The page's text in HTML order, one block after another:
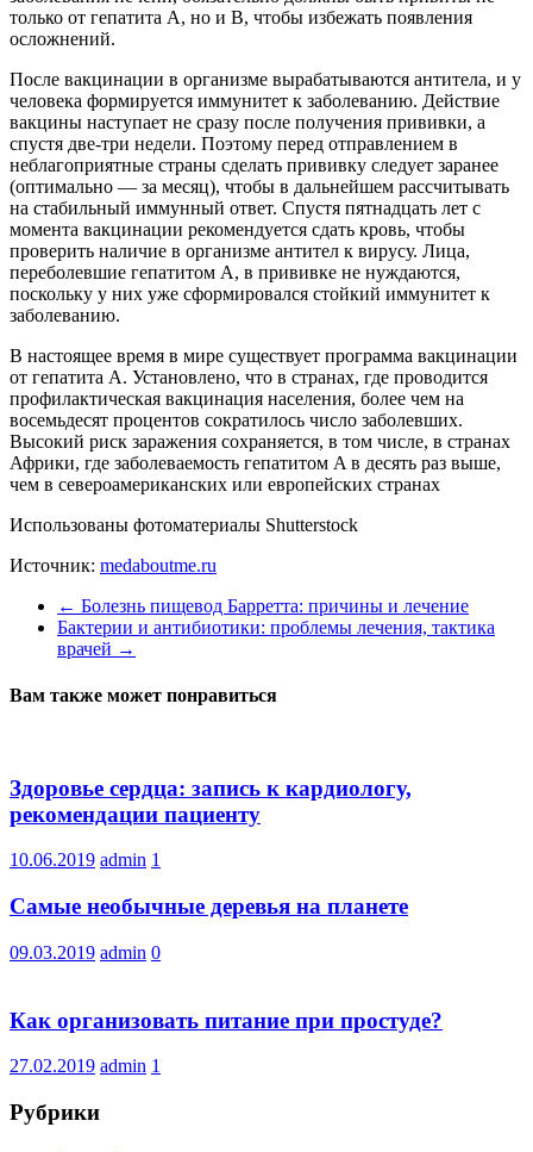
только от гепатита A, но и B, чтобы избежать появления
осложнений.
После вакцинации в организме вырабатываются антитела, и у
человека формируется иммунитет к заболеванию. Действие
вакцины наступает не сразу после получения прививки, а
спустя две-три недели. Поэтому перед отправлением в
неблагоприятные страны сделать прививку следует заранее
(оптимально — за месяц), чтобы в дальнейшем рассчитывать
на стабильный иммунный ответ. Спустя пятнадцать лет с
момента вакцинации рекомендуется сдать кровь, чтобы
проверить наличие в организме антител к вирусу. Лица,
переболевшие гепатитом A, в прививке не нуждаются,
поскольку у них уже сформировался стойкий иммунитет к
заболеванию.
В настоящее время в мире существует программа вакцинации
от гепатита A. Установлено, что в странах, где проводится
профилактическая вакцинация населения, более чем на
восемьдесят процентов сократилось число заболевших.
Высокий риск заражения сохраняется, в том числе, в странах
Африки, где заболеваемость гепатитом A в десять раз выше,
чем в североамериканских или европейских странах
Использованы фотоматериалы Shutterstock
Источник: medaboutme.ru
← Болезнь пищевод Барретта: причины и лечение
Бактерии и антибиотики: проблемы лечения, тактика
врачей →
Вам также может понравиться
Здоровье сердца: запись к кардиологу,
рекомендации пациенту
10.06.2019 admin 1
Самые необычные деревья на планете
09.03.2019 admin 0
Как организовать питание при простуде?
27.02.2019 admin 1
Рубрики